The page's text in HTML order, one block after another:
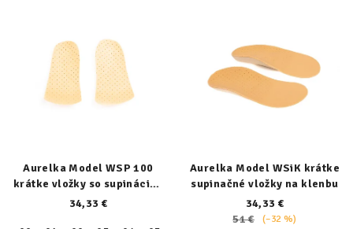
Aurelka Model WSP 100
krátke vložky so supináciou
päty
34,33 €
Aurelka Model WSiK krátke
supinačné vložky na klenbu
34,33 €
51 €
(–32 %)